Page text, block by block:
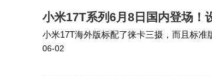
小米17T系列6月8日国内登场！
小米17T海外版标配了徕卡三摄，而且标
像素徕卡大底，Pro版则升级到了超大底，
06-02